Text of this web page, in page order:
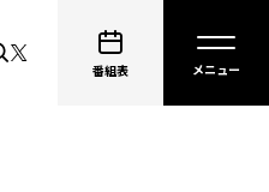
番組表